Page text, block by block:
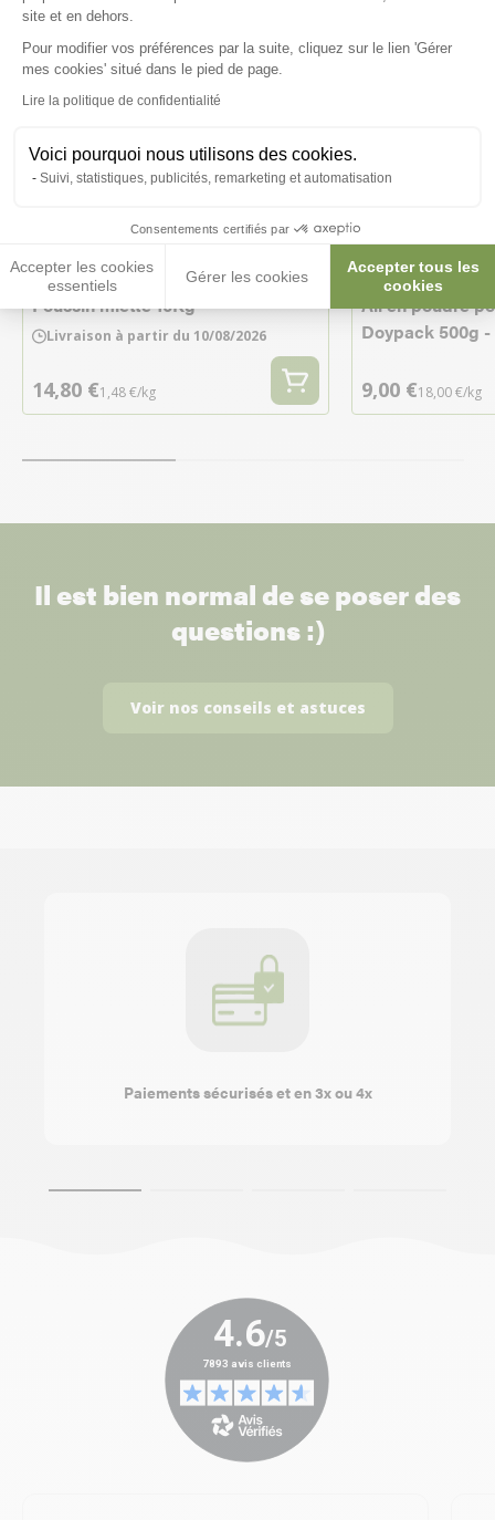
site et en dehors.
Pour modifier vos préférences par la suite, cliquez sur le lien 'Gérer
mes cookies' situé dans le pied de page.
Lire la politique de confidentialité
Voici pourquoi nous utilisons des cookies.
Suivi, statistiques, publicités, remarketing et automatisation
Consentements certifiés par
Accepter les cookies
essentiels
Gérer les cookies
Accepter tous les
cookies
Axeptio consent
Poussin miette 10Kg
Livraison à partir du 10/08/2026
14,80 €1,48 €/kg
Ail en poudre
Doypack 500g
9,00 €18,00 €/kg
Il est bien normal de se poser des
questions :)
Voir nos conseils et astuces
Paiements sécurisés et en 3x ou 4x